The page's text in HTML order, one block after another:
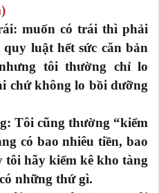
muốn có trái thì phải
luật hết sức căn bản
tôi thường chỉ lo
chứ không lo bồi dưỡng
Tôi cũng thường “kiểm
có bao nhiêu tiền, bao
tôi hãy kiểm kê kho tàng
những thứ gì.